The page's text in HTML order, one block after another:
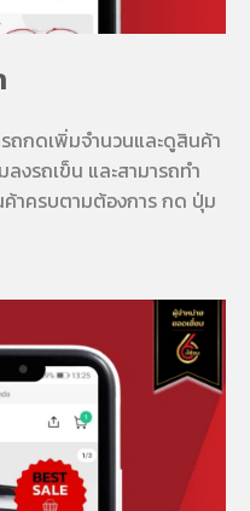
ถกดเพิ่มจำนวนและดูสินค้า
งรถเข็น และสามารถทำ
าครบตามต้องการ กด ปุ่ม